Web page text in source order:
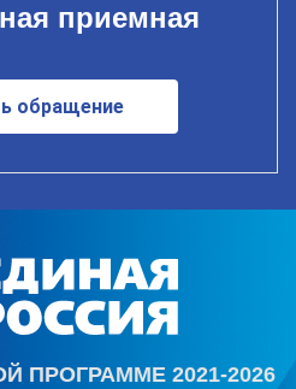
приемная
обращение
ПРОГРАММЕ 2021-2026